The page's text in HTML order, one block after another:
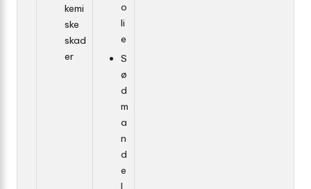
kemi
ske
skad
er
o
li
e
S
ø
d
m
a
n
d
e
l